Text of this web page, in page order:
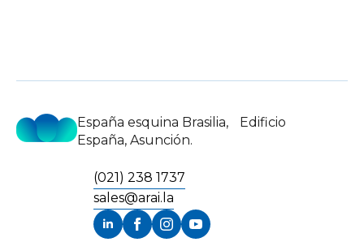
España esquina Brasilia, Edificio
España, Asunción.
(021) 238 1737
sales@arai.la